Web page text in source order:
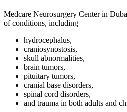
Medcare Neurosurgery Center in
of conditions, including
hydrocephalus,
craniosynostosis,
skull abnormalities,
brain tumors,
pituitary tumors,
cranial base disorders,
spinal cord disorders,
and trauma in both adults and